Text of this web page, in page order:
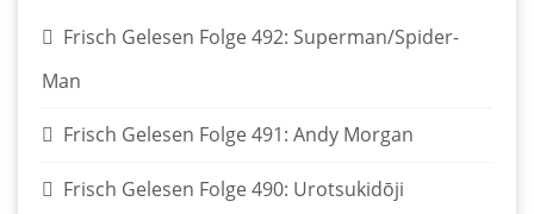
Frisch Gelesen Folge 492: Superman/Spider-
Man
Frisch Gelesen Folge 491: Andy Morgan
Frisch Gelesen Folge 490: Urotsukidōji